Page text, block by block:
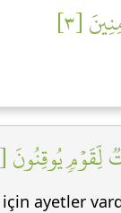
[٣]
يُوقِنُونَ [٤]
ayetler